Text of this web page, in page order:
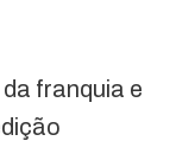
franquia e